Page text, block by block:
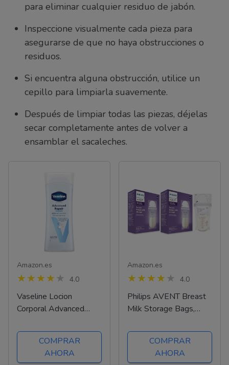
para eliminar cualquier residuo de jabón.
Inspeccione visualmente cada pieza para
asegurarse de que no haya obstrucciones o
residuos.
Si encuentra alguna obstrucción, utilice un
cepillo para limpiarla suavemente.
Después de limpiar todas las piezas, déjelas
secar completamente antes de volver a
ensamblar el sacaleches.
Amazon.es
4.0
Vaseline Locion
Corporal Advanced
Fragancia, 400 Mililitros
COMPRAR
AHORA
Amazon.es
4.0
Philips AVENT Breast
Milk Storage Bags,
Philips AVENT
COMPRAR
AHORA